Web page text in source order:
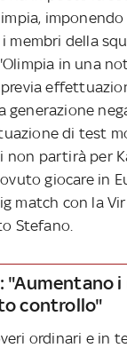
membri della
in una
previa
generazione
di test
non partirà per
giocare in
match con la
Stefano.
"Aumentano
controllo"
ordinari e in